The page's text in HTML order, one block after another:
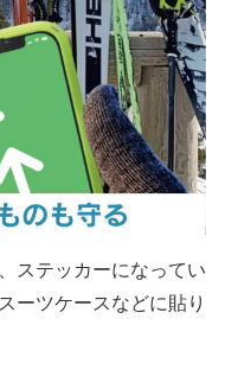
ステッカーになってい
ーツケースなどに貼り